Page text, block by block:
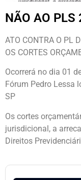
NÃO AO
ATO CONTRA O PL
OS CORTES
Ocorrerá no dia 01
Fórum Pedro Lessa
SP
Os cortes
jurisdicional, a
Direitos